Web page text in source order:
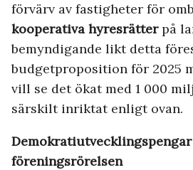
förvärv av fastigheter för
kooperativa hyresrätterpå
bemyndigande likt detta
budgetproposition för 2025
vill se det ökat med 1 000
särskilt inriktat enligt ovan.
föreningsrörelsen